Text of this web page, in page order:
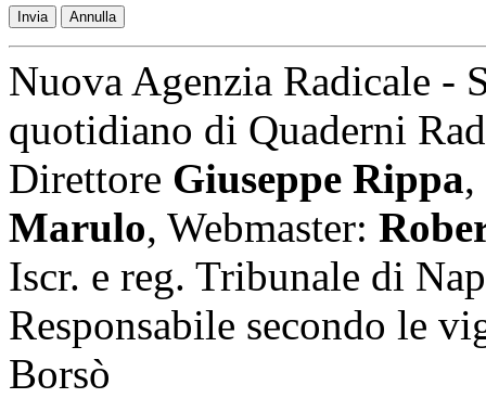
Invia Annulla
Nuova Agenzia Radicale -
quotidiano di Quaderni
Direttore Giuseppe Rippa,
Marulo, Webmaster:
Iscr. e reg. Tribunale di
Responsabile secondo le
Borsò